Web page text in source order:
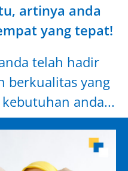
artinya anda
yang tepat!
telah hadir
berkualitas yang
anda...